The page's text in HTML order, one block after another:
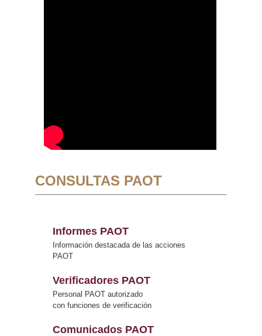
CONSULTAS PAOT
Informes PAOT
Información destacada de las acciones
PAOT
Verificadores PAOT
Personal PAOT autorizado
con funciones de verificación
Comunicados PAOT